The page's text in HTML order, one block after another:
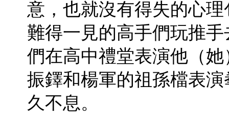
意，也就沒有得失的心
難得一見的高手們玩推
們在高中禮堂表演他（
振鐸和楊軍的祖孫檔表
久不息。